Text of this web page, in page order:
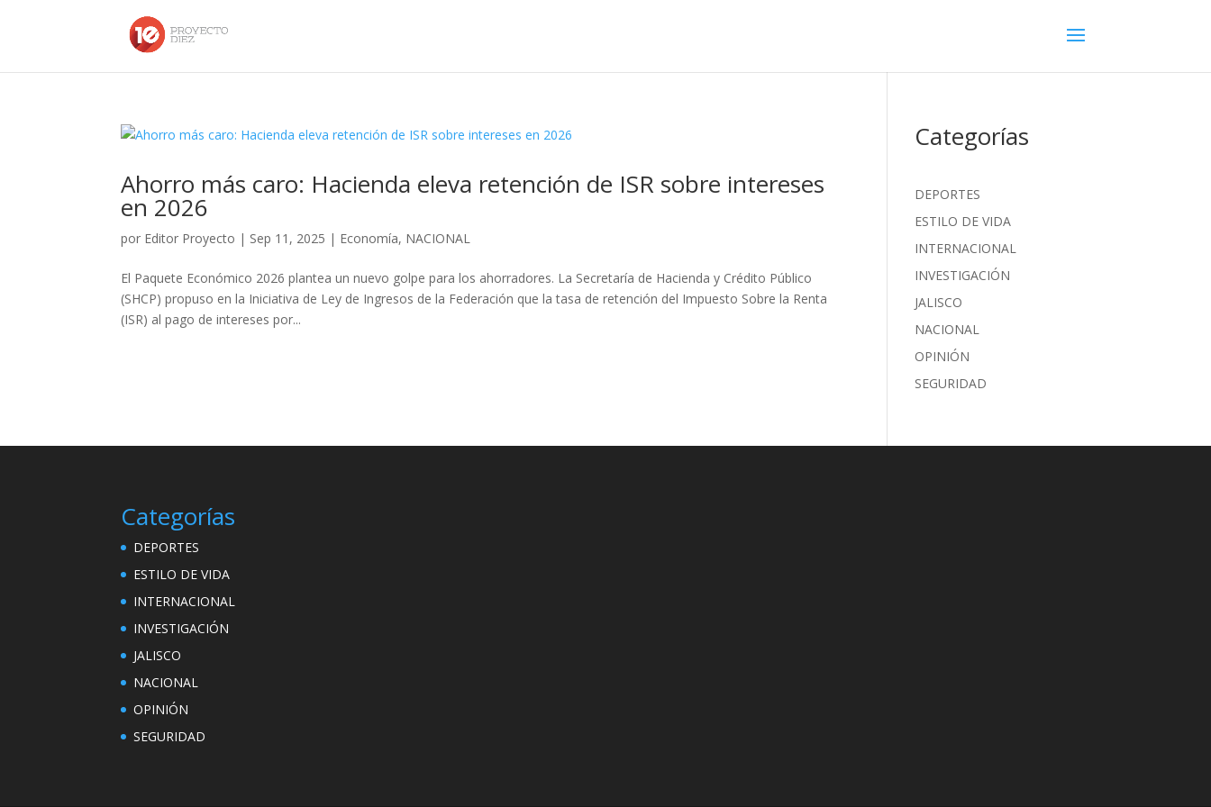
Ahorro más caro: Hacienda eleva retención de ISR sobre intereses
en 2026
por Editor Proyecto | Sep 11, 2025 | Economía, NACIONAL
El Paquete Económico 2026 plantea un nuevo golpe para los ahorradores. La Secretaría de Hacienda y Crédito Público
(SHCP) propuso en la Iniciativa de Ley de Ingresos de la Federación que la tasa de retención del Impuesto Sobre la Renta
(ISR) al pago de intereses por...
Categorías
DEPORTES
ESTILO DE VIDA
INTERNACIONAL
INVESTIGACIÓN
JALISCO
NACIONAL
OPINIÓN
SEGURIDAD
Categorías
DEPORTES
ESTILO DE VIDA
INTERNACIONAL
INVESTIGACIÓN
JALISCO
NACIONAL
OPINIÓN
SEGURIDAD